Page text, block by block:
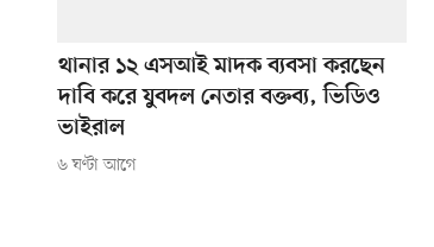
থানার ১২ এসআই মাদক ব্যবসা করছেন
দাবি করে যুবদল নেতার বক্তব্য, ভিডিও
ভাইরাল
৬ ঘণ্টা আগে